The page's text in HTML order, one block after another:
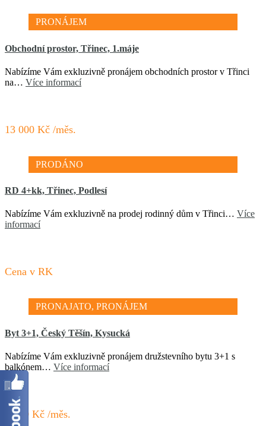
PRONÁJEM
Obchodní prostor, Třinec, 1.máje
Nabízíme Vám exkluzivně pronájem obchodních prostor v Třinci
na… Více informací
13 000 Kč /měs.
PRODÁNO
RD 4+kk, Třinec, Podlesí
Nabízíme Vám exkluzivně na prodej rodinný dům v Třinci… Více
informací
Cena v RK
PRONAJATO, PRONÁJEM
Byt 3+1, Český Těšín, Kysucká
Nabízíme Vám exkluzivně pronájem družstevního bytu 3+1 s
balkónem… Více informací
9 000 Kč /měs.